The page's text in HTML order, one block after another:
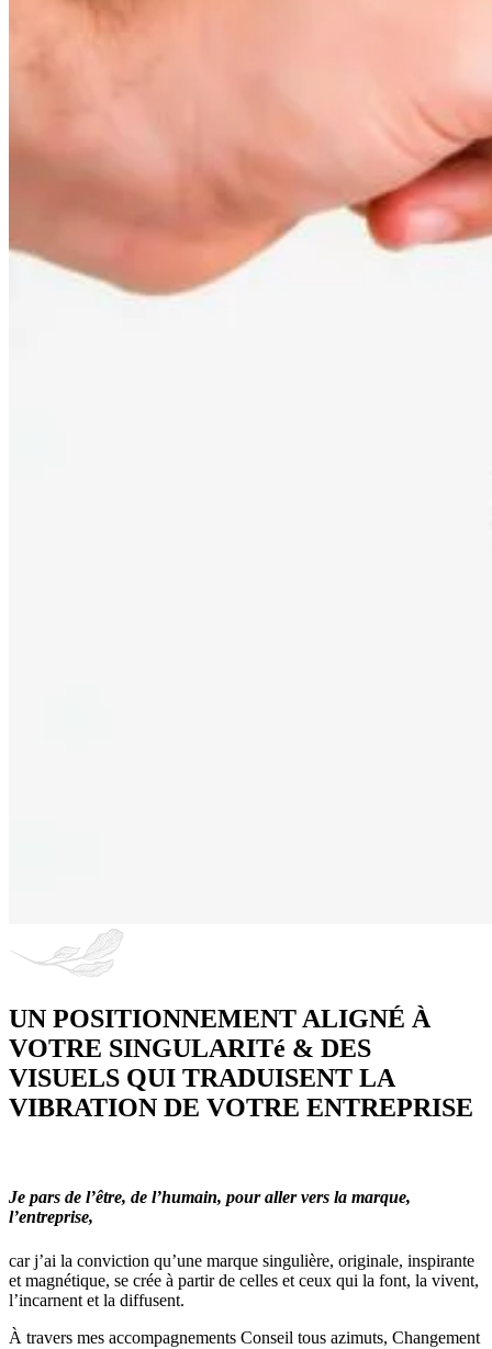
UN POSITIONNEMENT ALIGNÉ À
VOTRE SINGULARITé & DES
VISUELS QUI TRADUISENT LA
VIBRATION DE VOTRE ENTREPRISE
Je pars de l’être, de l’humain, pour aller vers la marque,
l’entreprise,
car j’ai la conviction qu’une marque singulière, originale, inspirante
et magnétique, se crée à partir de celles et ceux qui la font, la vivent,
l’incarnent et la diffusent.
À travers mes accompagnements Conseil tous azimuts, Changement